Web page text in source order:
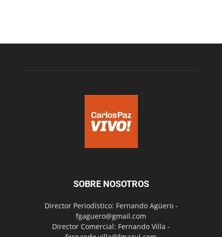
SOBRE NOSOTROS
Director Periodístico: Fernando Agüero -
fgaguero@gmail.com
Director Comercial: Fernando Villa -